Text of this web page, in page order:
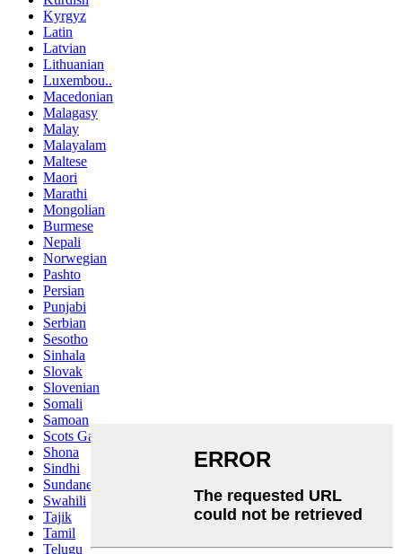
Kyrgyz
Latin
Latvian
Lithuanian
Luxembou..
Macedonian
Malagasy
Malay
Malayalam
Maltese
Maori
Marathi
Mongolian
Burmese
Nepali
Norwegian
Pashto
Persian
Punjabi
Serbian
Sesotho
Sinhala
Slovak
Slovenian
Somali
Samoan
Scots Gaelic
Shona
Sindhi
Sundanese
Swahili
Tajik
Tamil
Telugu